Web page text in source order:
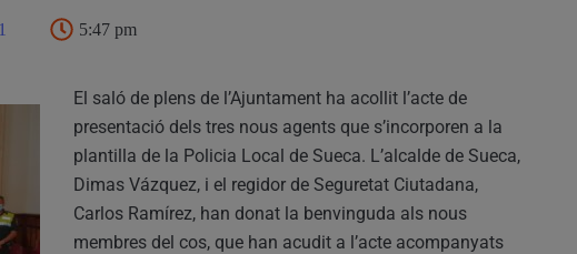
5:47 pm
El saló de plens de l’Ajuntament ha acollit l’acte de
presentació dels tres nous agents que s’incorporen a la
plantilla de la Policia Local de Sueca. L’alcalde de Sueca,
Dimas Vázquez, i el regidor de Seguretat Ciutadana,
Carlos Ramírez, han donat la benvinguda als nous
membres del cos, que han acudit a l’acte acompanyats